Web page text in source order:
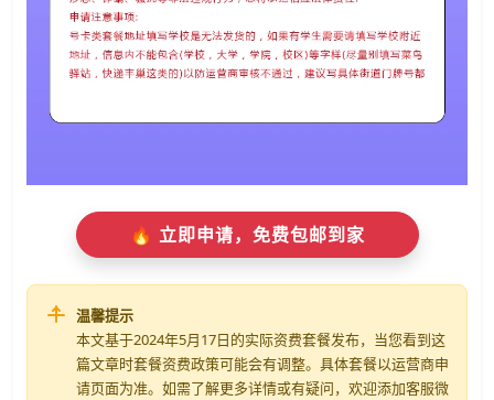
🔥 立即申请，免费包邮到家
温馨提示
本文基于2024年5月17日的实际资费套餐发布，当您看到这
篇文章时套餐资费政策可能会有调整。具体套餐以运营商申
请页面为准。如需了解更多详情或有疑问，欢迎添加客服微